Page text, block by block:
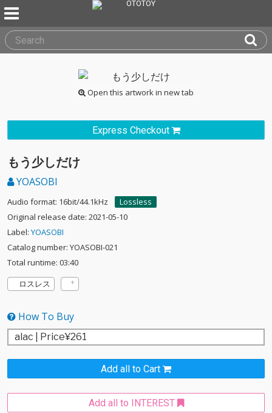
Open this artwork in new tab
Express Checkout
もう少しだけ
YOASOBI
Audio format: 16bit/44.1kHz
Lossless
Original release date: 2021-05-10
Label: YOASOBI
Catalog number: YOASOBI-021
Total runtime: 03:40
ロスレス
How To Buy
Add all to Cart
Add all to INTEREST